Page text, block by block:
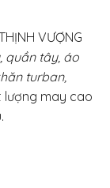
VƯỢNG
quần tây, áo
turban,
lượng may cao